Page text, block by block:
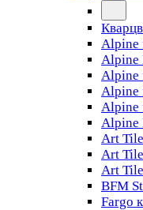
Alpine
Alpine
Alpine
Alpine
Alpine
Alpine
Art
Art
Art
BFM
Fargo